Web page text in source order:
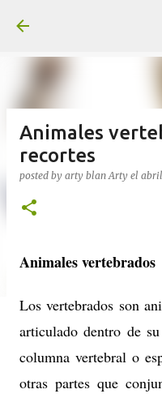
Animales
recortes
posted by arty blanArty el
Animales vertebrados
Los vertebrados son
articulado dentro de
columna vertebral o
otras partes que